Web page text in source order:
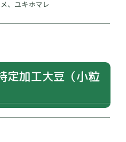
、ユキホマレ
定加工大豆（小粒